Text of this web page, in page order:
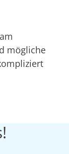
mögliche